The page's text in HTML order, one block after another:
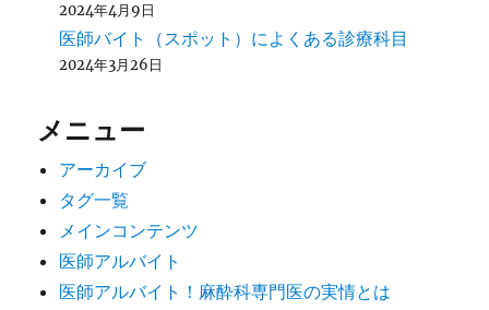
2024年4月9日
医師バイト（スポット）によくある診療科目
2024年3月26日
メニュー
アーカイブ
タグ一覧
メインコンテンツ
医師アルバイト
医師アルバイト！麻酔科専門医の実情とは